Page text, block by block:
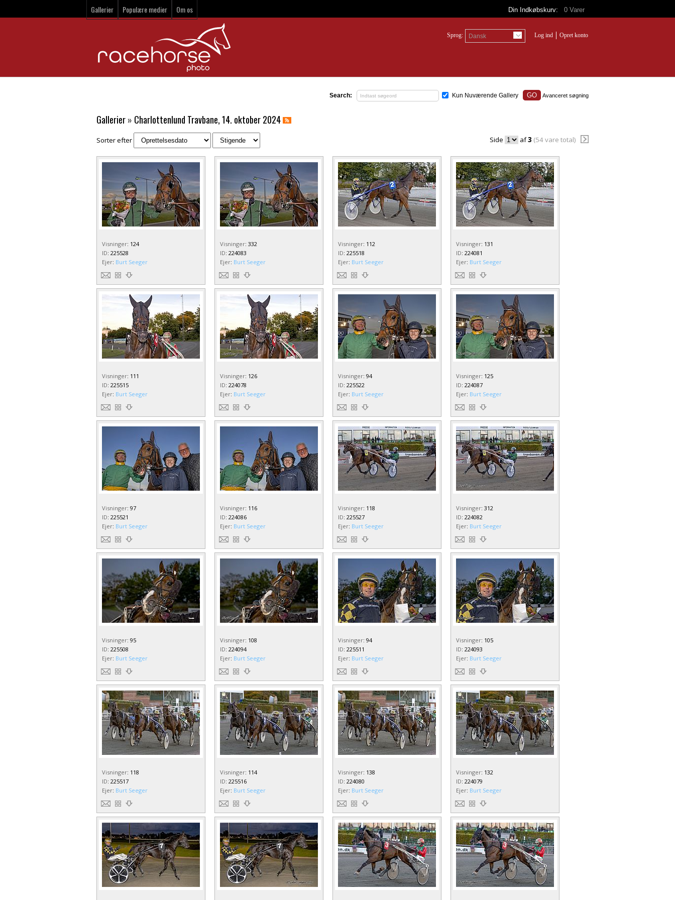
Din Indkøbskurv: 0 Varer
Gallerier Populære medier Om os
Dansk
Sprog: Log ind Opret konto
Search: Kun Nuværende Gallery Avanceret søgning
Gallerier» Charlottenlund Travbane, 14. oktober 2024
Sorter efter Side af3 (54 vare total)
Visninger: 124
ID: 225528
Ejer: Burt Seeger
Visninger: 332
ID: 224083
Ejer: Burt Seeger
Visninger: 112
ID: 225518
Ejer: Burt Seeger
Visninger: 131
ID: 224081
Ejer: Burt Seeger
Visninger: 111
ID: 225515
Ejer: Burt Seeger
Visninger: 126
ID: 224078
Ejer: Burt Seeger
Visninger: 94
ID: 225522
Ejer: Burt Seeger
Visninger: 125
ID: 224087
Ejer: Burt Seeger
Visninger: 97
ID: 225521
Ejer: Burt Seeger
Visninger: 116
ID: 224086
Ejer: Burt Seeger
Visninger: 118
ID: 225527
Ejer: Burt Seeger
Visninger: 312
ID: 224082
Ejer: Burt Seeger
Visninger: 95
ID: 225508
Ejer: Burt Seeger
Visninger: 108
ID: 224094
Ejer: Burt Seeger
Visninger: 94
ID: 225511
Ejer: Burt Seeger
Visninger: 105
ID: 224093
Ejer: Burt Seeger
Visninger: 118
ID: 225517
Ejer: Burt Seeger
Visninger: 114
ID: 225516
Ejer: Burt Seeger
Visninger: 138
ID: 224080
Ejer: Burt Seeger
Visninger: 132
ID: 224079
Ejer: Burt Seeger